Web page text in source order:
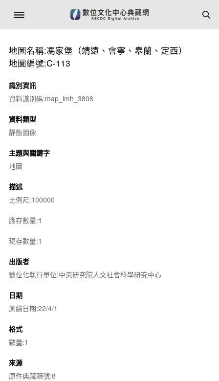
地圖名稱:馮家堡（靖遠、會寧、皋蘭、定西）
地圖編號:C-113
識別資訊
資料識別碼:map_imh_3808
資料類型
靜態圖像
主題與關鍵字
地圖
描述
比例尺:100000
應存數量:1
現存數量:1
出版者
數位化執行單位:中央研究院人文社會科學研究中心
日期
測繪日期:22/4/1
格式
數量:1
來源
原件典藏箱號:8